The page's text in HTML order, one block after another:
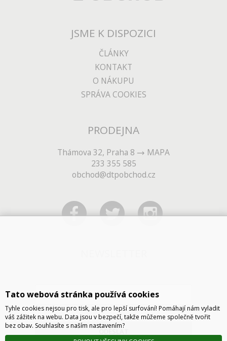
JSME K DISPOZICI
ČLÁNKY
KONTAKT
O NÁKUPU
SPRÁVA COOKIES
PRODEJNA
Thámova 32, Praha 8
MAPA
233 355 585
obchod@dtpobchod.cz
Tato webová stránka používá cookies
Tyhle cookies nejsou pro tisk, ale pro lepší surfování! Pomáhají nám vyladit
váš zážitek na webu. Data jsou v bezpečí, takže můžeme společně tvořit
bez obav. Souhlasíte s naším nastavením?